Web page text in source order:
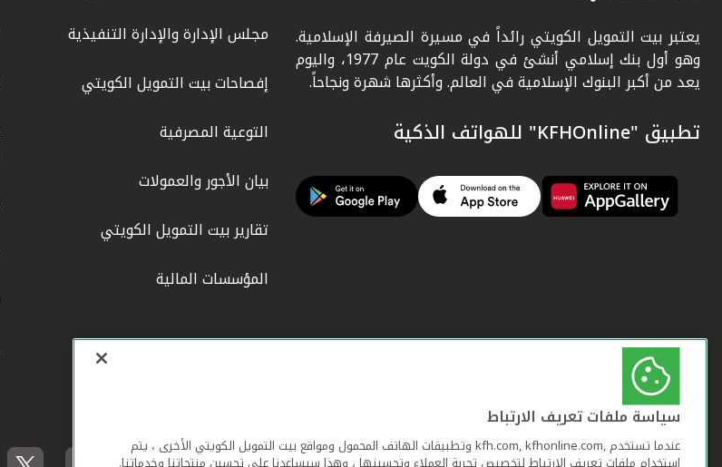
يعتبر بيت التمويل الكويتي رائداً في مسيرة الصيرفة الإسلامية.
وهو أول بنك إسلامي أنشئ في دولة الكويت عام 1977، واليوم
يعد من أكبر البنوك الإسلامية في العالم. وأكثرها شهرة ونجاحاً.
تطبيق "KFHOnline" للهواتف الذكية
مجلس الإدارة والإدارة التنفيذية
إفصاحات بيت التمويل الكويتي
التوعية المصرفية
بيان الأجور والعمولات
تقارير بيت التمويل الكويتي
المؤسسات المالية
سياسة ملفات تعريف الارتباط
عندما تستخدم ,kfh.com, kfhonline.com وتطبيقات الهاتف المحمول ومواقع بيت التمويل الكويتي الأخرى ، يتم